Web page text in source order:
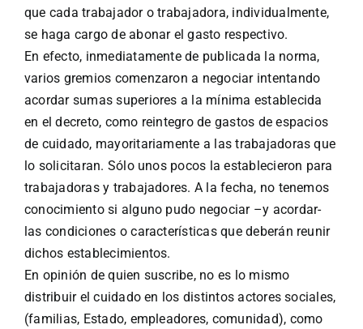
que cada trabajador o trabajadora, individualmente,
se haga cargo de abonar el gasto respectivo.
En efecto, inmediatamente de publicada la norma,
varios gremios comenzaron a negociar intentando
acordar sumas superiores a la mínima establecida
en el decreto, como reintegro de gastos de espacios
de cuidado, mayoritariamente a las trabajadoras que
lo solicitaran. Sólo unos pocos la establecieron para
trabajadoras y trabajadores. A la fecha, no tenemos
conocimiento si alguno pudo negociar –y acordar-
las condiciones o características que deberán reunir
dichos establecimientos.
En opinión de quien suscribe, no es lo mismo
distribuir el cuidado en los distintos actores sociales,
(familias, Estado, empleadores, comunidad), como